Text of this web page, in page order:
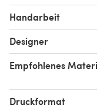
Handarbeit
Designer
Empfohlenes
Druckformat